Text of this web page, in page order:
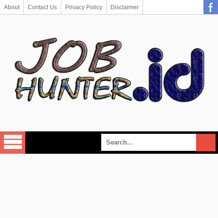
About Contact Us Privacy Policy Disclaimer